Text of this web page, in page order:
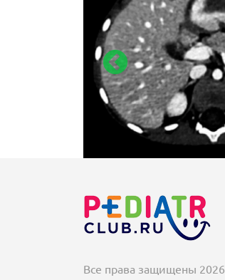
Все права защищены 2026